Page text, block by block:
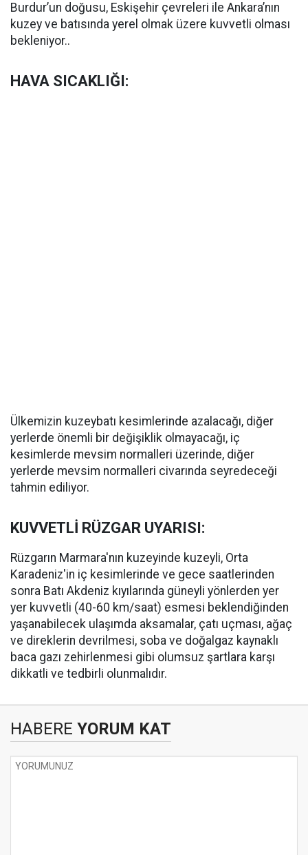
Burdur’un doğusu, Eskişehir çevreleri ile Ankara’nın
kuzey ve batısında yerel olmak üzere kuvvetli olması
bekleniyor..
HAVA SICAKLIĞI:
Ülkemizin kuzeybatı kesimlerinde azalacağı, diğer
yerlerde önemli bir değişiklik olmayacağı, iç
kesimlerde mevsim normalleri üzerinde, diğer
yerlerde mevsim normalleri civarında seyredeceği
tahmin ediliyor.
KUVVETLİ RÜZGAR UYARISI:
Rüzgarın Marmara'nın kuzeyinde kuzeyli, Orta
Karadeniz'in iç kesimlerinde ve gece saatlerinden
sonra Batı Akdeniz kıyılarında güneyli yönlerden yer
yer kuvvetli (40-60 km/saat) esmesi beklendiğinden
yaşanabilecek ulaşımda aksamalar, çatı uçması, ağaç
ve direklerin devrilmesi, soba ve doğalgaz kaynaklı
baca gazı zehirlenmesi gibi olumsuz şartlara karşı
dikkatli ve tedbirli olunmalıdır.
HABERE YORUM KAT